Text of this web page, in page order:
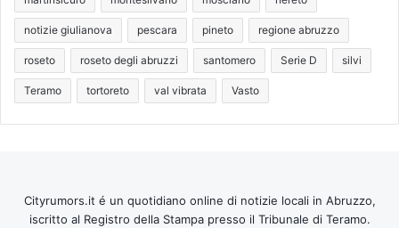
notizie giulianova pescara pineto regione abruzzo
roseto roseto degli abruzzi santomero Serie D silvi
Teramo tortoreto val vibrata Vasto
Cityrumors.it é un quotidiano online di notizie locali in Abruzzo,
iscritto al Registro della Stampa presso il Tribunale di Teramo.